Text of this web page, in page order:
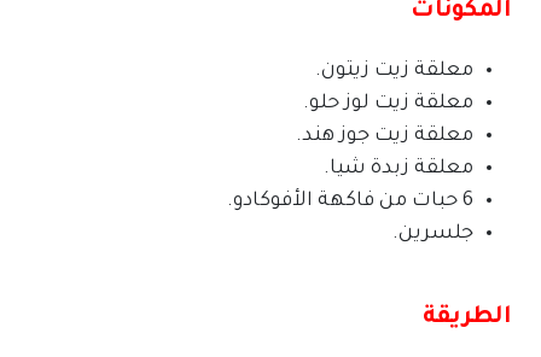
المكونات
معلقة زيت زيتون.
معلقة زيت لوز حلو.
معلقة زيت جوز هند.
معلقة زبدة شيا.
6 حبات من فاكهة الأفوكادو.
جلسرين.
الطريقة